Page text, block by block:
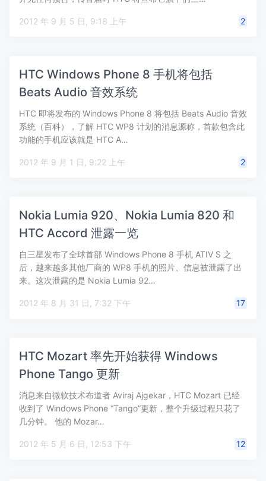
2012 年 9 月 5 日, 9:18 上午 2
HTC Windows Phone 8 手机将包括
Beats Audio 音效系统
HTC 即将发布的 Windows Phone 8 将包括 Beats Audio 音效
系统（百科），了解 HTC WP8 计划的消息源称，首款包含此
功能的手机应该就是 HTC A…
2012 年 9 月 1 日, 9:22 上午 2
Nokia Lumia 920、Nokia Lumia 820 和
HTC Accord 泄露一览
自三星发布了全球首部 Windows Phone 8 手机 ATIV S 之
后，越来越多其他厂商的 WP8 手机的照片、信息被泄露了出
来。这次泄露的是 Nokia Lumia 92…
2012 年 8 月 31 日, 7:32 下午 17
HTC Mozart 率先开始获得 Windows
Phone Tango 更新
消息来自微软技术布道者 Aviraj Ajgekar，HTC Mozart 已经
收到了 Windows Phone “Tango”更新，整个升级过程只花了
几分钟。 他的 Mozar…
2012 年 5 月 6 日, 12:53 下午 12